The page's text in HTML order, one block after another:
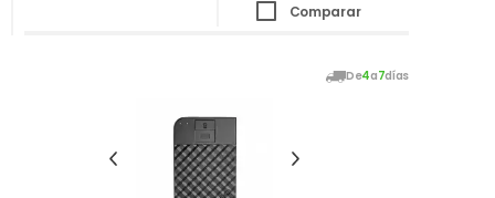
Comparar
De4a7días